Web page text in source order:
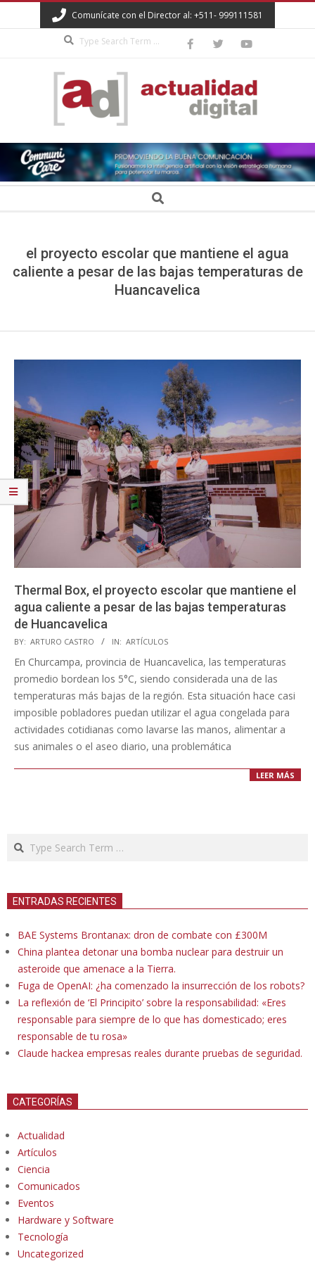
to
Comunícate con el Director al: +511- 999111581
ACTUALIDAD
DIGITAL Search
el proyecto escolar que mantiene el agua
caliente a pesar de las bajas temperaturas de
Huancavelica
Thermal Box, el proyecto escolar que mantiene el
agua caliente a pesar de las bajas temperaturas
de Huancavelica
2021-
11-
BY: ARTURO CASTRO IN: ARTÍCULOS
En Churcampa, provincia de Huancavelica, las temperaturas
promedio bordean los 5°C, siendo considerada una de las
temperaturas más bajas de la región. Esta situación hace casi
imposible pobladores puedan utilizar el agua congelada para
actividades cotidianas como lavarse las manos, alimentar a
sus animales o el aseo diario, una problemática
LEER MÁS
Search
ENTRADAS RECIENTES
BAE Systems Brontanax: dron de combate con £300M
China plantea detonar una bomba nuclear para destruir un
asteroide que amenace a la Tierra.
Fuga de OpenAI: ¿ha comenzado la insurrección de los robots?
La reflexión de ‘El Principito’ sobre la responsabilidad: «Eres
responsable para siempre de lo que has domesticado; eres
responsable de tu rosa»
Claude hackea empresas reales durante pruebas de seguridad.
CATEGORÍAS
Actualidad
Artículos
Ciencia
Comunicados
Eventos
Hardware y Software
Tecnología
Uncategorized